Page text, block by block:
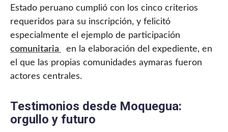
Estado peruano cumplió con los cinco criterios
requeridos para su inscripción, y felicitó
especialmente el ejemplo de participación
comunitaria
en la elaboración del expediente, en
el que las propias comunidades aymaras fueron
actores centrales.
Testimonios desde Moquegua:
orgullo y futuro